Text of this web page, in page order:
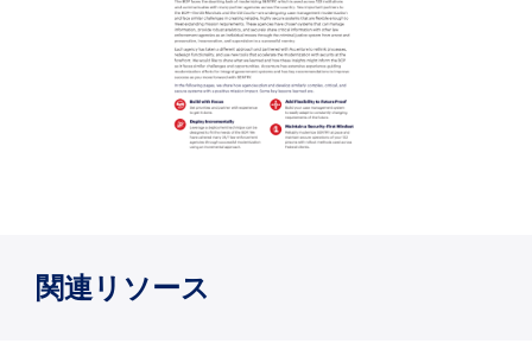
関連リソース